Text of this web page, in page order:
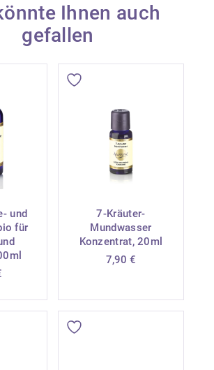
Ihnen auch
gefallen
und
für
7-Kräuter-
Mundwasser
Konzentrat, 20ml
7,90 €